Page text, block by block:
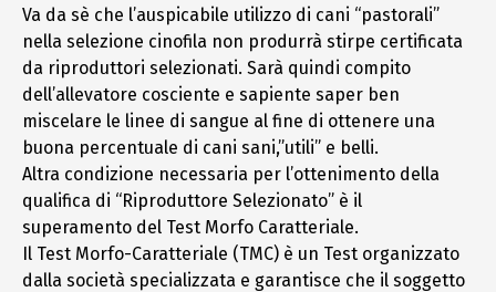
Va da sè che l’auspicabile utilizzo di cani “pastorali”
nella selezione cinofila non produrrà stirpe certificata
da riproduttori selezionati. Sarà quindi compito
dell’allevatore cosciente e sapiente saper ben
miscelare le linee di sangue al fine di ottenere una
buona percentuale di cani sani,”utili” e belli.
Altra condizione necessaria per l’ottenimento della
qualifica di “Riproduttore Selezionato” è il
superamento del Test Morfo Caratteriale.
Il Test Morfo-Caratteriale (TMC) è un Test organizzato
dalla società specializzata e garantisce che il soggetto